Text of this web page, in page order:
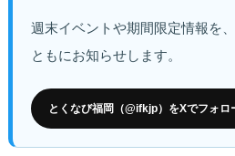
週末イベントや期間限定情報を
ともにお知らせします。
とくなび福岡（@ifkjp）をXでフォロ